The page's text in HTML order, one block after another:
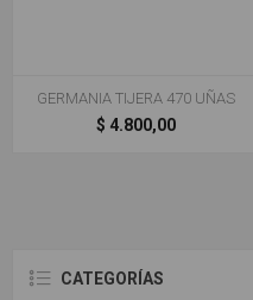
GERMANIA TIJERA 470 UÑAS
$ 4.800,00
CATEGORÍAS